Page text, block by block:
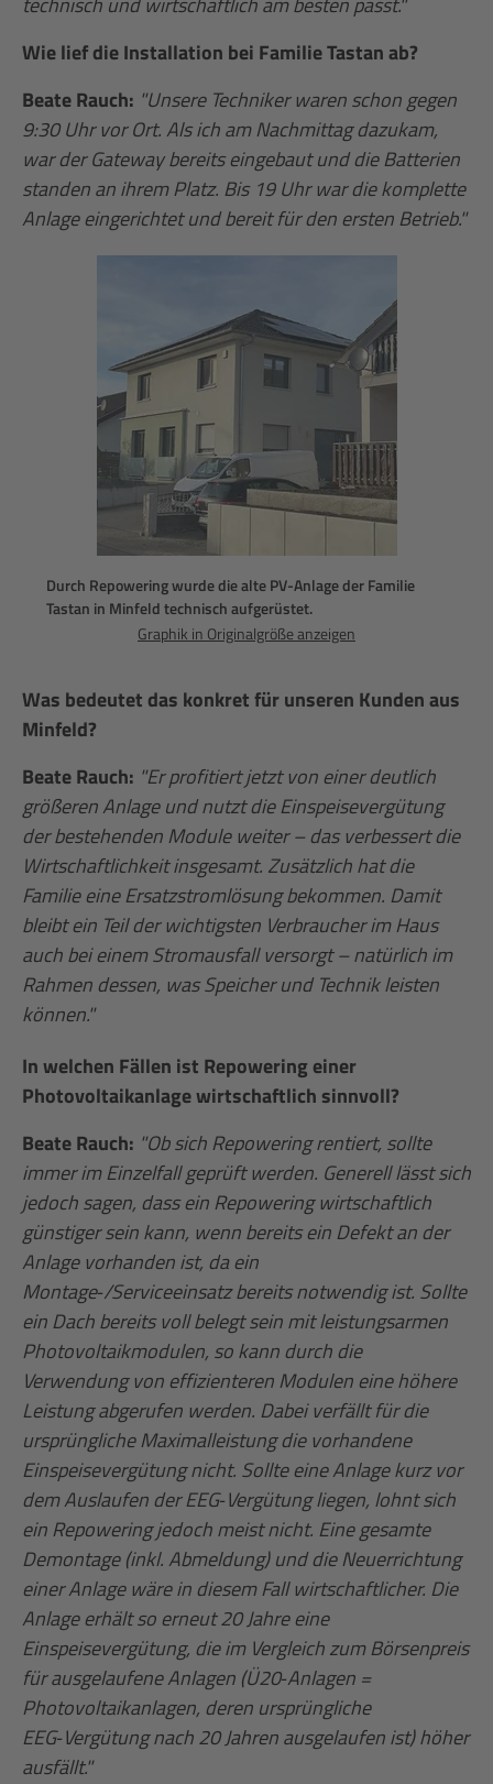
Wie lief die Installation bei Familie Tastan ab?
Beate Rauch: "Unsere Techniker waren schon gegen
9:30 Uhr vor Ort. Als ich am Nachmittag dazukam,
war der Gateway bereits eingebaut und die Batterien
standen an ihrem Platz. Bis 19 Uhr war die komplette
Anlage eingerichtet und bereit für den ersten Betrieb."
Durch Repowering wurde die alte PV-Anlage der Familie
Tastan in Minfeld technisch aufgerüstet.
Graphik in Originalgröße anzeigen
Was bedeutet das konkret für unseren Kunden aus
Minfeld?
Beate Rauch: "Er profitiert jetzt von einer deutlich
größeren Anlage und nutzt die Einspeisevergütung
der bestehenden Module weiter – das verbessert die
Wirtschaftlichkeit insgesamt. Zusätzlich hat die
Familie eine Ersatzstromlösung bekommen. Damit
bleibt ein Teil der wichtigsten Verbraucher im Haus
auch bei einem Stromausfall versorgt – natürlich im
Rahmen dessen, was Speicher und Technik leisten
können."
In welchen Fällen ist Repowering einer
Photovoltaikanlage wirtschaftlich sinnvoll?
Beate Rauch: "Ob sich Repowering rentiert, sollte
immer im Einzelfall geprüft werden. Generell lässt sich
jedoch sagen, dass ein Repowering wirtschaftlich
günstiger sein kann, wenn bereits ein Defekt an der
Anlage vorhanden ist, da ein
Montage‑/Serviceeinsatz bereits notwendig ist. Sollte
ein Dach bereits voll belegt sein mit leistungsarmen
Photovoltaikmodulen, so kann durch die
Verwendung von effizienteren Modulen eine höhere
Leistung abgerufen werden. Dabei verfällt für die
ursprüngliche Maximalleistung die vorhandene
Einspeisevergütung nicht. Sollte eine Anlage kurz vor
dem Auslaufen der EEG‑Vergütung liegen, lohnt sich
ein Repowering jedoch meist nicht. Eine gesamte
Demontage (inkl. Abmeldung) und die Neuerrichtung
einer Anlage wäre in diesem Fall wirtschaftlicher. Die
Anlage erhält so erneut 20 Jahre eine
Einspeisevergütung, die im Vergleich zum Börsenpreis
für ausgelaufene Anlagen (Ü20‑Anlagen =
Photovoltaikanlagen, deren ursprüngliche
EEG‑Vergütung nach 20 Jahren ausgelaufen ist) höher
ausfällt."